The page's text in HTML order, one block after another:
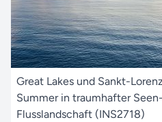
Great Lakes und Sankt-
Summer in traumhafter
Flusslandschaft (INS2718)